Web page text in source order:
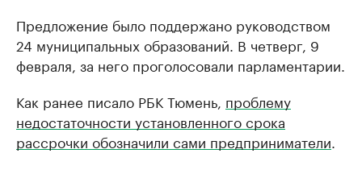
Предложение было поддержано руководством
24 муниципальных образований. В четверг, 9
февраля, за него проголосовали парламентарии.
Как ранее писало РБК Тюмень, проблему
недостаточности установленного срока
рассрочки обозначили сами предприниматели.